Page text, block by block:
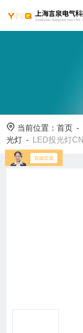
当前位置：首页 -
光灯 - LED投光灯